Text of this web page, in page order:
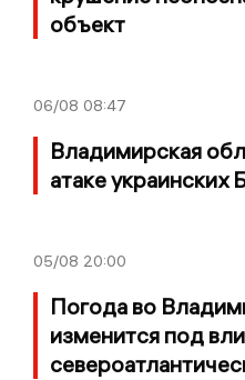
объект
06/08 08:47
Владимирская
атаке
05/08 20:00
Погода во
изменится под